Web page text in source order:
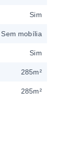
Sim
Sem mobília
Sim
285m²
285m²